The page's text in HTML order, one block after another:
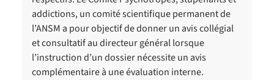
addictions, un comité scientifique permanent de
l’ANSM a pour objectif de donner un avis collégial
et consultatif au directeur général lorsque
l’instruction d’un dossier nécessite un avis
complémentaire à une évaluation interne.